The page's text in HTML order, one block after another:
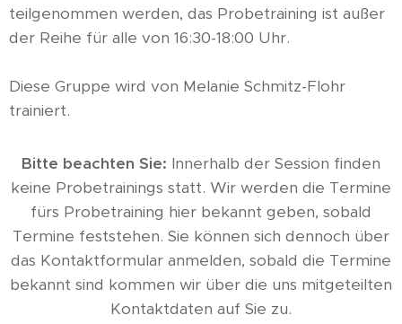
teilgenommen werden, das Probetraining ist außer
der Reihe für alle von 16:30-18:00 Uhr.
Diese Gruppe wird von Melanie Schmitz-Flohr
trainiert.
Bitte beachten Sie: Innerhalb der Session finden
keine Probetrainings statt. Wir werden die Termine
fürs Probetraining hier bekannt geben, sobald
Termine feststehen. Sie können sich dennoch über
das Kontaktformular anmelden, sobald die Termine
bekannt sind kommen wir über die uns mitgeteilten
Kontaktdaten auf Sie zu.